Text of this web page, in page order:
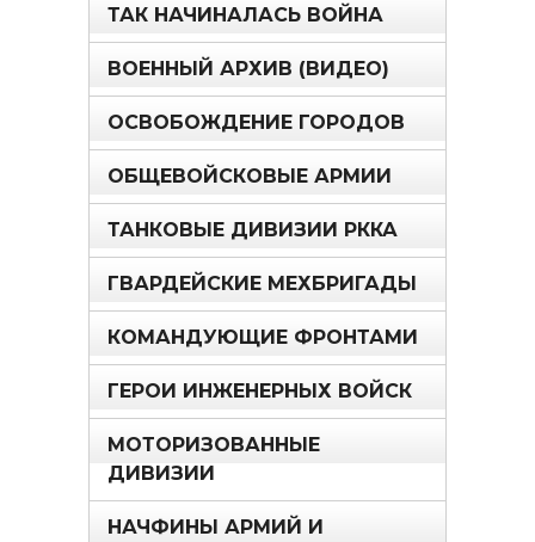
ТАК НАЧИНАЛАСЬ ВОЙНА
ВОЕННЫЙ АРХИВ (ВИДЕО)
ОСВОБОЖДЕНИЕ ГОРОДОВ
ОБЩЕВОЙСКОВЫЕ АРМИИ
ТАНКОВЫЕ ДИВИЗИИ РККА
ГВАРДЕЙСКИЕ МЕХБРИГАДЫ
КОМАНДУЮЩИЕ ФРОНТАМИ
ГЕРОИ ИНЖЕНЕРНЫХ ВОЙСК
МОТОРИЗОВАННЫЕ
ДИВИЗИИ
НАЧФИНЫ АРМИЙ И